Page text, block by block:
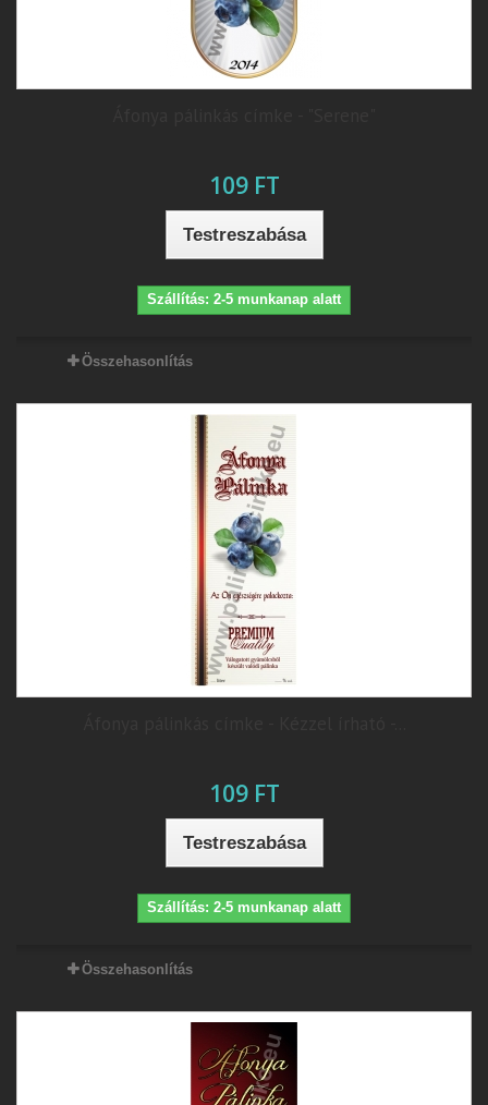
109 FT
Testreszabása
Szállítás: 2-5 munkanap alatt
Összehasonlítás
109 FT
Testreszabása
Szállítás: 2-5 munkanap alatt
Összehasonlítás